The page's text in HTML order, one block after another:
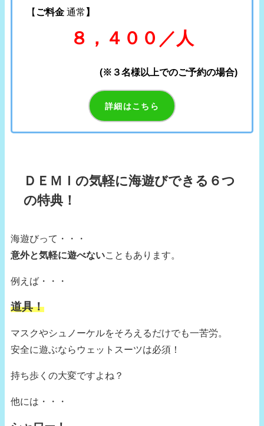
【 ご料金 通常 】
８，４００／人
(※３名様以上でのご予約の場合)
詳細はこちら
ＤＥＭＩの気軽に海遊びできる６つ
の特典！
海遊びって・・・
意外と気軽に遊べない こともあります。
例えば・・・
道具！
マスクやシュノーケルをそろえるだけでも一苦労。
安全に遊ぶならウェットスーツは必須！
持ち歩くの大変ですよね？
他には・・・